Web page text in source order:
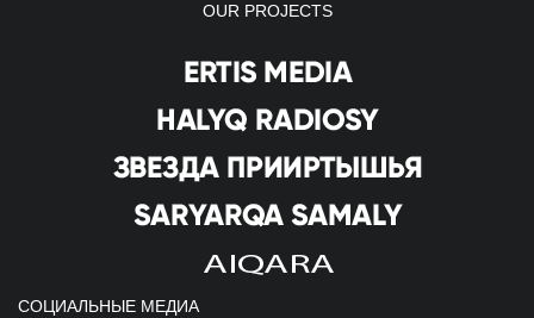
OUR PROJECTS
СОЦИАЛЬНЫЕ МЕДИА